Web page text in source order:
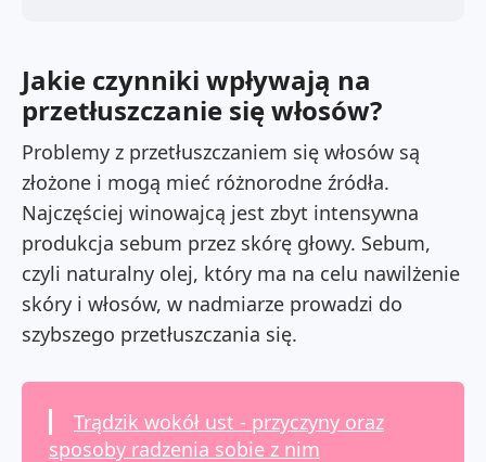
Jakie czynniki wpływają na
przetłuszczanie się włosów?
Problemy z przetłuszczaniem się włosów są
złożone i mogą mieć różnorodne źródła.
Najczęściej winowajcą jest zbyt intensywna
produkcja sebum przez skórę głowy. Sebum,
czyli naturalny olej, który ma na celu nawilżenie
skóry i włosów, w nadmiarze prowadzi do
szybszego przetłuszczania się.
Trądzik wokół ust - przyczyny oraz
sposoby radzenia sobie z nim